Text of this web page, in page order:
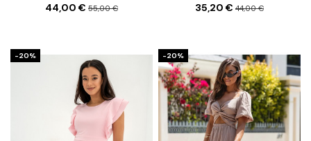
44,00 € 55,00 € 35,20 € 44,00 €
-20% -20%